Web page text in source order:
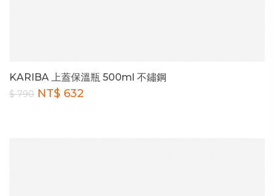
KARIBA 上蓋保溫瓶 500ml 不鏽鋼
$ 790 NT$ 632